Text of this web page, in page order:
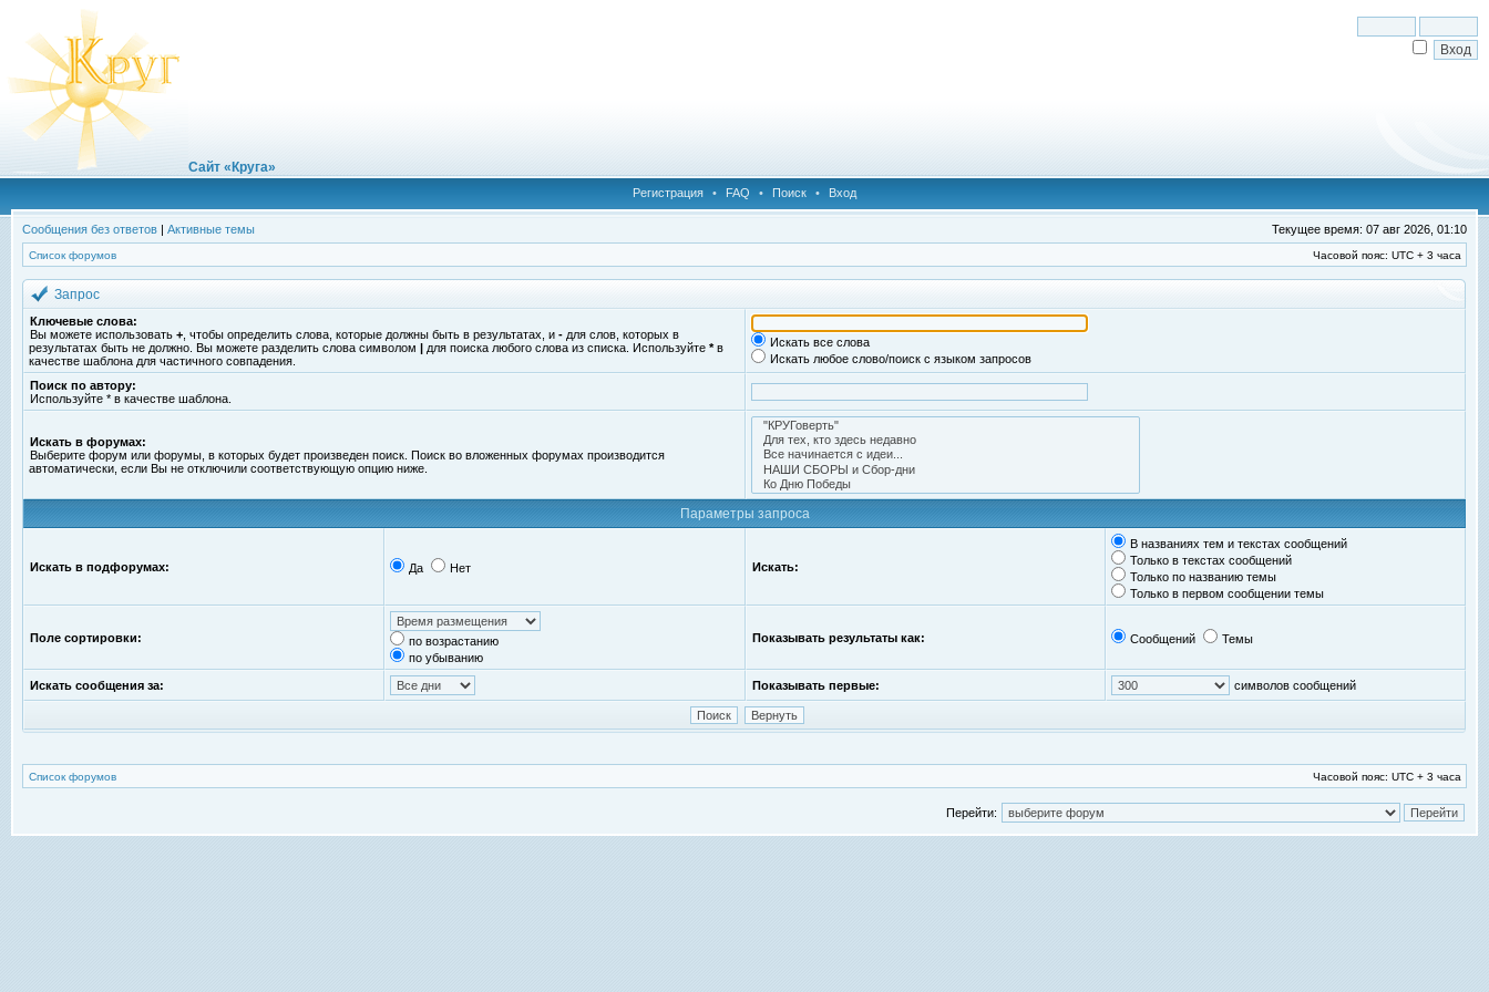
Сайт «Круга»
Регистрация • FAQ • Поиск • Вход
Сообщения без ответов | Активные темы Текущее время: 07 авг 2026, 01:10
Список форумов Часовой пояс: UTC + 3 часа
Запрос
Ключевые слова:
Вы можете использовать + , чтобы определить слова, которые должны быть в результатах, и - для слов, которых в
результатах быть не должно. Вы можете разделить слова символом | для поиска любого слова из списка. Используйте *в
качестве шаблона для частичного совпадения.
Искать все слова
Искать любое слово/поиск с языком запросов
Поиск по автору:
Используйте * в качестве шаблона.
Искать в форумах:
Выберите форум или форумы, в которых будет произведен поиск. Поиск во вложенных форумах производится
автоматически, если Вы не отключили соответствующую опцию ниже.
Параметры запроса
Искать в подфорумах: Да Нет Искать:
В названиях тем и текстах сообщений
Только в текстах сообщений
Только по названию темы
Только в первом сообщении темы
Поле сортировки:
по возрастанию
по убыванию
Показывать результаты как: Сообщений Темы
Искать сообщения за: Показывать первые: символов сообщений
Список форумов Часовой пояс: UTC + 3 часа
Перейти: